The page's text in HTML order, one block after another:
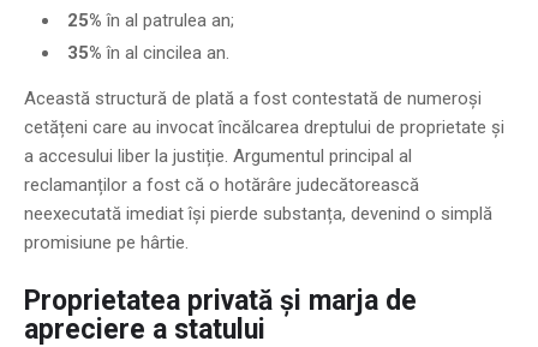
25% în al patrulea an;
35% în al cincilea an.
Această structură de plată a fost contestată de numeroși
cetățeni care au invocat încălcarea dreptului de proprietate și
a accesului liber la justiție. Argumentul principal al
reclamanților a fost că o hotărâre judecătorească
neexecutată imediat își pierde substanța, devenind o simplă
promisiune pe hârtie.
Proprietatea privată și marja de
apreciere a statului